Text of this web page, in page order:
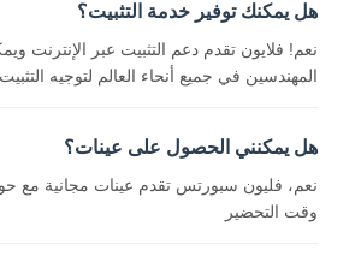
هل يمكنك توفير خدمة التثبيت؟
نعم! فلايون تقدم دعم التثبيت عبر الإنترنت
المهندسين في جميع أنحاء العالم لتوجيه
هل يمكنني الحصول على عينات؟
وقت التحضير